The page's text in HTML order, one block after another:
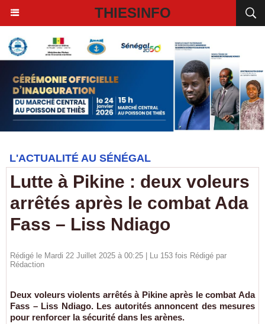
THIESINFO
L'ACTUALITÉ AU SÉNÉGAL
Lutte à Pikine : deux voleurs
arrêtés après le combat Ada
Fass – Liss Ndiago
Rédigé le Mardi 22 Juillet 2025 à 00:25 | Lu 153 fois Rédigé par
Rédaction
Deux voleurs violents arrêtés à Pikine après le combat Ada
Fass – Liss Ndiago. Les autorités annoncent des mesures
pour renforcer la sécurité dans les arènes.